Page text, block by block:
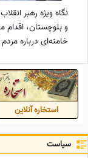
نگاه ویژه رهبر
و بلوچستان، اقدام
خامنه‌ای درباره
استخاره آنلاین
سیاست